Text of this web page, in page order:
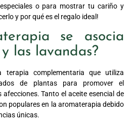
o para mostrar tu cariño y
y por qué es el regalo ideal!
se asocia
las lavandas?
terapia complementaria que utiliza
de plantas para promover el
Tanto el aceite esencial de
populares en la aromaterapia debido
únicas.